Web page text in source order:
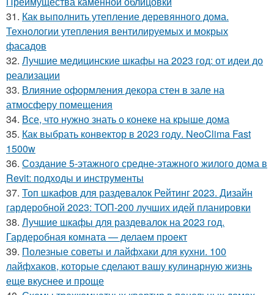
31. Как выполнить утепление деревянного дома.
Технологии утепления вентилируемых и мокрых
фасадов
32. Лучшие медицинские шкафы на 2023 год: от идеи до
реализации
33. Влияние оформления декора стен в зале на
атмосферу помещения
34. Все, что нужно знать о конеке на крыше дома
35. Как выбрать конвектор в 2023 году. NeoClima Fast
1500w
36. Создание 5-этажного средне-этажного жилого дома в
Revit: подходы и инструменты
37. Топ шкафов для раздевалок Рейтинг 2023. Дизайн
гардеробной 2023: ТОП-200 лучших идей планировки
38. Лучшие шкафы для раздевалок на 2023 год.
Гардеробная комната — делаем проект
39. Полезные советы и лайфхаки для кухни. 100
лайфхаков, которые сделают вашу кулинарную жизнь
еще вкуснее и проще